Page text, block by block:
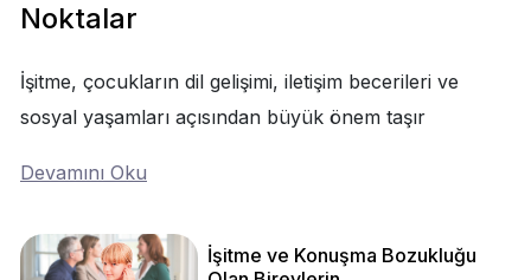
Noktalar
İşitme, çocukların dil gelişimi, iletişim becerileri ve
sosyal yaşamları açısından büyük önem taşır
Devamını Oku
İşitme ve Konuşma Bozukluğu